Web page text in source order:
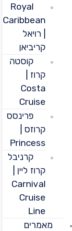
Royal
Caribbean
קריביאן
קוסטה
Costa
Cruise
פרינסס
קרוזס |
Princess
קרניבל
קרוז ליין |
Carnival
Cruise
מאמרים